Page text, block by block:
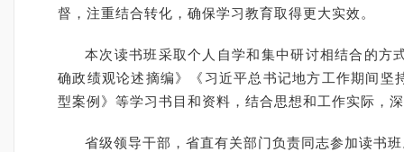
督，注重结合转化，确保学习教育取得更大实效。
本次读书班采取个人自学和集中研讨相结合的
确政绩观论述摘编》《习近平总书记地方工作期间
型案例》等学习书目和资料，结合思想和工作实际，
省级领导干部，省直有关部门负责同志参加读书